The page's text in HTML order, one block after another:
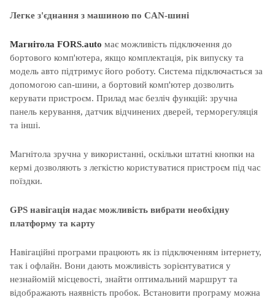
Легке з'єднання з машиною по CAN-шині
Магнітола FORS.auto має можливість підключення до
бортового комп'ютера, якщо комплектація, рік випуску та
модель авто підтримує його роботу. Система підключається за
допомогою can-шини, а бортовий комп'ютер дозволить
керувати пристроєм. Прилад має безліч функцій: зручна
панель керування, датчик відчинених дверей, терморегуляція
та інші.
Магнітола зручна у використанні, оскільки штатні кнопки на
кермі дозволяють з легкістю користуватися пристроєм під час
поїздки.
GPS навігація надає можливість вибрати необхідну
платформу та карту
Навігаційні програми працюють як із підключенням інтернету,
так і офлайн. Вони дають можливість зорієнтуватися у
незнайомій місцевості, знайти оптимальний маршрут та
відображають наявність пробок. Встановити програму можна